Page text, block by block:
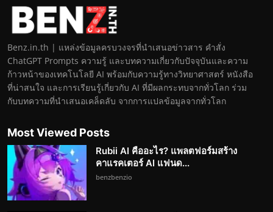
Benz.in.th | แหล่งข้อมูลครบวงจรที่นำเสนอข่าวสาร คำสั่ง
ChatGPT Prompts ความรู้ และบทความเกี่ยวกับปัจจุบันและความ
ก้าวหน้าของเทคโนโลยี AI พร้อมกับความรู้ทางวิทยาศาสตร์ หนังสือ
ที่น่าสนใจ และการเรียนรู้เกี่ยวกับ AI ที่มีผลกระทบจากทั่วโลก ร่วม
กับบทความที่นำเสนอเคล็ดลับ จากการแปลข้อมูลจากทั่วโลก
Most Viewed Posts
Rubii AI คืออะไร? แพลตฟอร์มสร้าง
คาแรคเตอร์ AI แฟนด...
benzbenzio